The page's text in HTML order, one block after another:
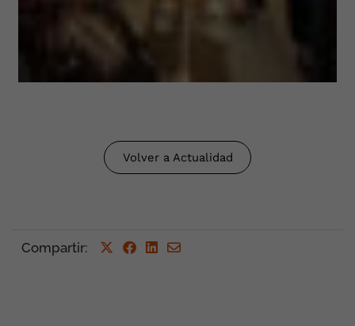
Volver a Actualidad
Compartir: